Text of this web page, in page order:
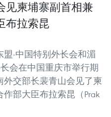
见柬埔寨副首相兼
布拉索昆
-中国特别外长会和湄
会在中国重庆市举行期
外交部长裴青山会见了柬
部大臣布拉索昆（Prak